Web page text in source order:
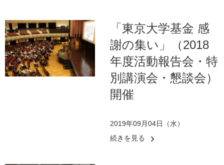
「東京大学基金 感
謝の集い」（2018
年度活動報告会・特
別講演会・懇談会）
開催
2019年09月04日（水）
続きを見る